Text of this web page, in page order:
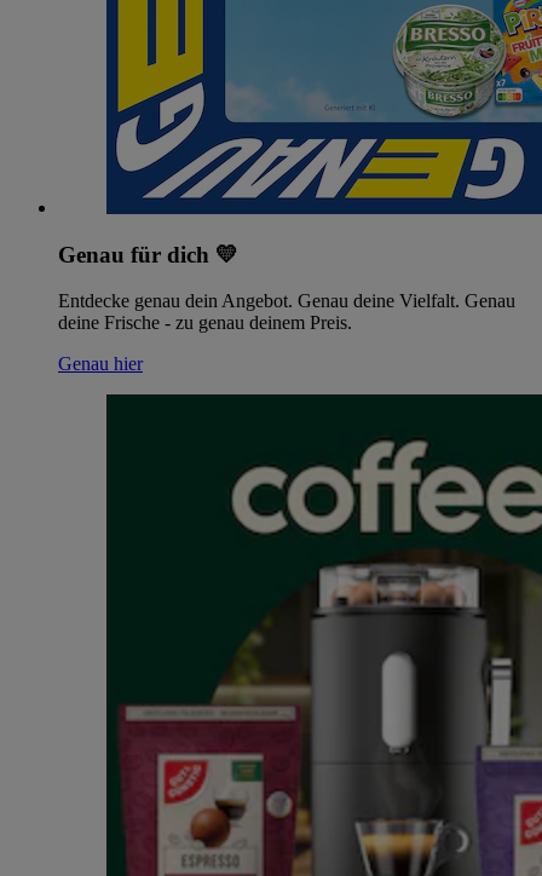
Genau für dich 💛
Entdecke genau dein Angebot. Genau deine Vielfalt. Genau
deine Frische - zu genau deinem Preis.
Genau hier